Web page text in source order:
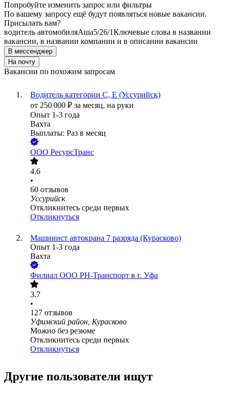
Попробуйте изменить запрос или фильтры
По вашему запросу ещё будут появляться новые вакансии.
Присылать вам?
водитель автомобиляАша5/26/1Ключевые слова в названии
вакансии, в названии компании и в описании вакансии
В мессенджер
На почту
Вакансии по похожим запросам
Водитель категории С, Е (Уссурийск)
от 250 000 ₽ за месяц, на руки
Опыт 1-3 года
Вахта
Выплаты: Раз в месяц
ООО РесурсТранс
4.6
•
60 отзывов
Уссурийск
Откликнитесь среди первых
Откликнуться
Машинист автокрана 7 разряда (Курасково)
Опыт 1-3 года
Вахта
Филиал ООО РН-Транспорт в г. Уфа
3.7
•
127 отзывов
Уфимский район, Курасково
Можно без резюме
Откликнитесь среди первых
Откликнуться
Другие пользователи ищут